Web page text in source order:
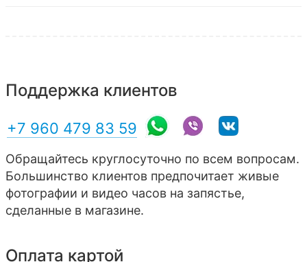
Поддержка клиентов
+7 960 479 83 59
Обращайтесь круглосуточно по всем вопросам.
Большинство клиентов предпочитает живые
фотографии и видео часов на запястье,
сделанные в магазине.
Оплата картой